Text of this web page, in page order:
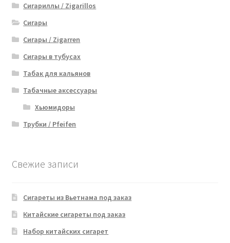
Сигариллы / Zigarillos
Сигары
Сигары / Zigarren
Сигары в тубусах
Табак для кальянов
Табачные аксессуары
Хьюмидоры
Трубки / Pfeifen
Свежие записи
Сигареты из Вьетнама под заказ
Китайские сигареты под заказ
Набор китайских сигарет